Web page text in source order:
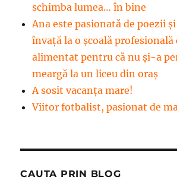
schimba lumea… în bine
Ana este pasionată de poezii
învață la o școală
alimentat pentru că nu și-a
meargă la un liceu din oraș
A sosit vacanța mare!
Viitor fotbalist, pasionat de
CAUTA PRIN BLOG